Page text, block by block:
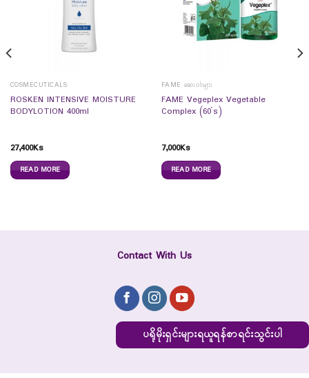
COSMECUTICALS
ROSKEN INTENSIVE MOISTURE
BODYLOTION 400ml
27,400Ks
READ MORE
FAME ဆေးဝါးများ
FAME Vegeplex Vegetable
Complex (60`s)
7,000Ks
READ MORE
Contact With Us
ပရိုမိုးရှင်းများရယူရန်စာရင်းသွင်းပါ